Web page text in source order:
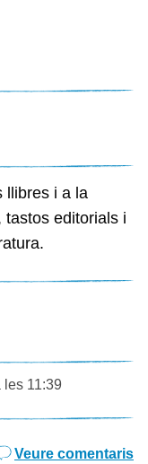
llibres i a la
tastos editorials i
les 11:39
Veure comentaris